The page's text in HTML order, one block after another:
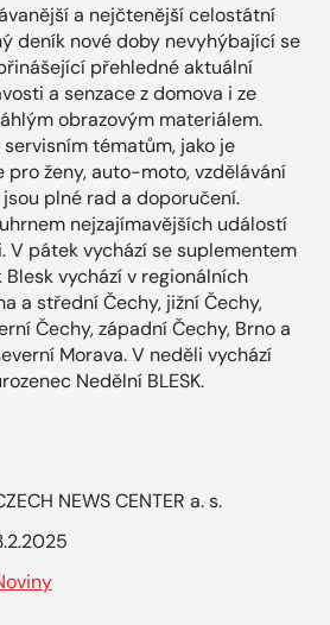
a nejčtenější celostátní
deník nové doby nevyhýbající se
přehledné aktuální
a senzace z domova i ze
obrazovým materiálem.
tématům, jako je
pro ženy, auto-moto, vzdělávání
plné rad a doporučení.
nejzajímavějších událostí
V pátek vychází se suplementem
Blesk vychází v regionálních
a střední Čechy, jižní Čechy,
Čechy, západní Čechy, Brno a
Morava. V neděli vychází
Nedělní BLESK.
NEWS CENTER a. s.